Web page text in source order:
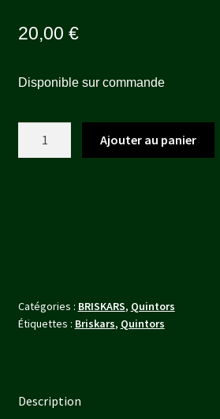
20,00 €
Disponible sur commande
Ajouter au panier
Catégories : BRISKARS, Quintors
Étiquettes : Briskars, Quintors
Description